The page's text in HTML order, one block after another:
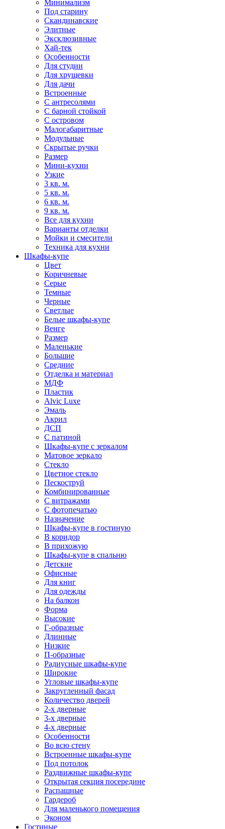
Минимализм
Под старину
Скандинавские
Элитные
Эксклюзивные
Хай-тек
Особенности
Для студии
Для хрущевки
Для дачи
Встроенные
С антресолями
С барной стойкой
С островом
Малогабаритные
Модульные
Скрытые ручки
Размер
Мини-кухни
Узкие
3 кв. м.
5 кв. м.
6 кв. м.
9 кв. м.
Все для кухни
Варианты отделки
Мойки и смесители
Техника для кухни
Шкафы-купе
Цвет
Коричневые
Серые
Темные
Черные
Светлые
Белые шкафы-купе
Венге
Размер
Маленькие
Большие
Средние
Отделка и материал
МДФ
Пластик
Alvic Luxe
Эмаль
Акрил
ДСП
С патиной
Шкафы-купе с зеркалом
Матовое зеркало
Стекло
Цветное стекло
Пескоструй
Комбинированные
С витражами
С фотопечатью
Назначение
Шкафы-купе в гостиную
В коридор
В прихожую
Шкафы-купе в спальню
Детские
Офисные
Для книг
Для одежды
На балкон
Форма
Высокие
Г-образные
Длинные
Низкие
П-образные
Радиусные шкафы-купе
Широкие
Угловые шкафы-купе
Закругленный фасад
Количество дверей
2-х дверные
3-х дверные
4-х дверные
Особенности
Во всю стену
Встроенные шкафы-купе
Под потолок
Раздвижные шкафы-купе
Открытая секция посередине
Распашные
Гардероб
Для маленького помещения
Эконом
Гостиные